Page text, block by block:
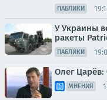
ПАБЛИКИ
У Украины
ракеты
ПАБЛИКИ
Олег Царёв:
МНЕНИЯ